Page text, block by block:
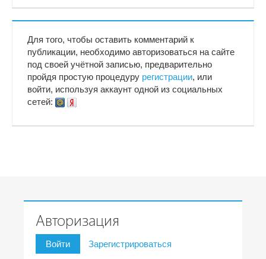
Для того, чтобы оставить комментарий к
публикации, необходимо авторизоваться на сайте
под своей учётной записью, предварительно
пройдя простую процедуру регистрации, или
войти, используя аккаунт одной из социальных
сетей:
Авторизация
Войти Зарегистрироваться